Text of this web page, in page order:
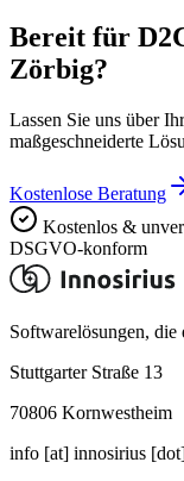
Bereit für
Zörbig?
Lassen Sie uns über
maßgeschneiderte
Kostenlose Beratung
Kostenlos &
DSGVO-konform
Softwarelösungen,
Stuttgarter Straße 13
70806 Kornwestheim
info [at] innosirius